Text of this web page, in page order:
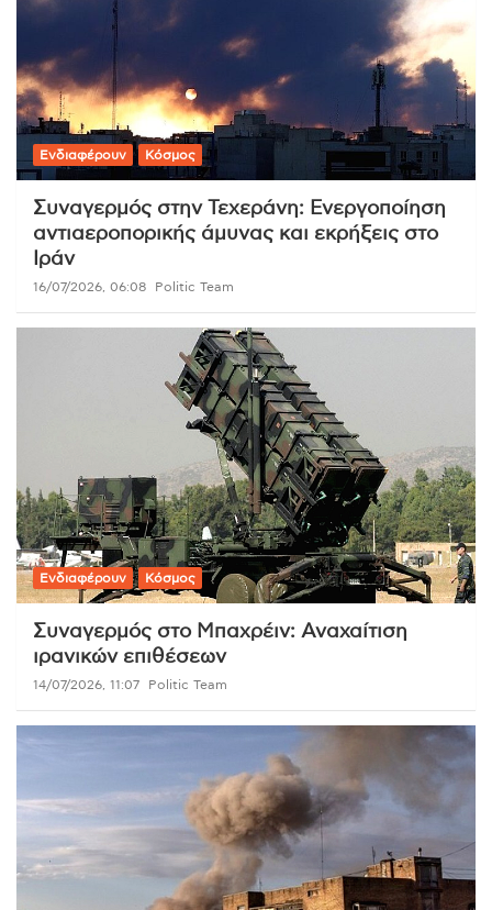
Ενδιαφέρουν Κόσμος
Συναγερμός στην Τεχεράνη: Ενεργοποίηση
αντιαεροπορικής άμυνας και εκρήξεις στο
Ιράν
16/07/2026, 06:08 Politic Team
Ενδιαφέρουν Κόσμος
Συναγερμός στο Μπαχρέιν: Αναχαίτιση
ιρανικών επιθέσεων
14/07/2026, 11:07 Politic Team